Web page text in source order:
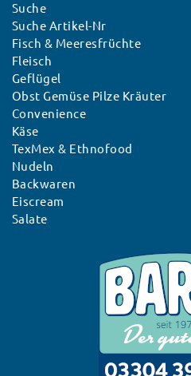
Suche
Suche Artikel-Nr
Fisch & Meeresfrüchte
Fleisch
Geflügel
Obst Gemüse Pilze Kräuter
Convenience
Käse
TexMex & Ethnofood
Nudeln
Backwaren
Eiscream
Salate